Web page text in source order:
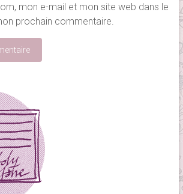
mon e-mail et mon site web dans le
prochain commentaire.